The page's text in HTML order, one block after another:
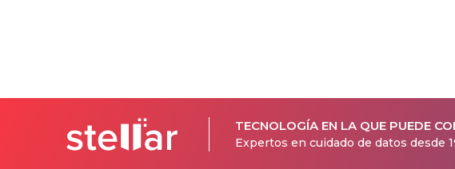
TECNOLOGÍA EN LA QUE PUEDE
Expertos en cuidado de datos desde